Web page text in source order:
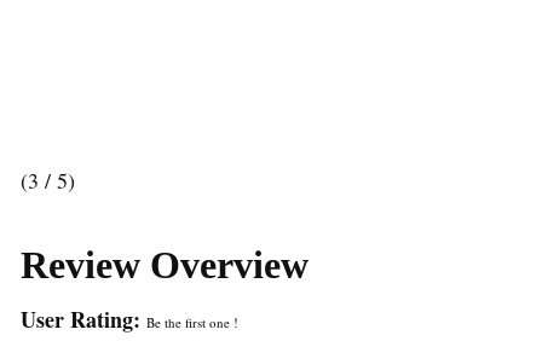
(3 / 5)
Review Overview
User Rating: Be the first one !